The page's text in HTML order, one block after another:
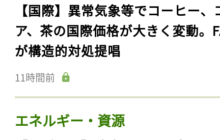
【国際】異常気象等でコーヒー、
ア、茶の国際価格が大きく変動。
が構造的対処提唱
11時間前
エネルギー・資源